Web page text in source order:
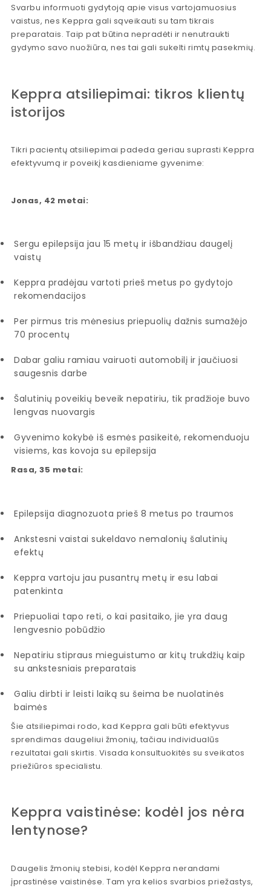
Svarbu informuoti gydytoją apie visus vartojamuosius
vaistus, nes Keppra gali sąveikauti su tam tikrais
preparatais. Taip pat būtina nepradėti ir nenutraukti
gydymo savo nuožiūra, nes tai gali sukelti rimtų pasekmių.
Keppra atsiliepimai: tikros klientų
istorijos
Tikri pacientų atsiliepimai padeda geriau suprasti Keppra
efektyvumą ir poveikį kasdieniame gyvenime:
Jonas, 42 metai:
Sergu epilepsija jau 15 metų ir išbandžiau daugelį
vaistų
Keppra pradėjau vartoti prieš metus po gydytojo
rekomendacijos
Per pirmus tris mėnesius priepuolių dažnis sumažėjo
70 procentų
Dabar galiu ramiau vairuoti automobilį ir jaučiuosi
saugesnis darbe
Šalutinių poveikių beveik nepatiriu, tik pradžioje buvo
lengvas nuovargis
Gyvenimo kokybė iš esmės pasikeitė, rekomenduoju
visiems, kas kovoja su epilepsija
Rasa, 35 metai:
Epilepsija diagnozuota prieš 8 metus po traumos
Ankstesni vaistai sukeldavo nemalonių šalutinių
efektų
Keppra vartoju jau pusantrų metų ir esu labai
patenkinta
Priepuoliai tapo reti, o kai pasitaiko, jie yra daug
lengvesnio pobūdžio
Nepatiriu stipraus mieguistumo ar kitų trukdžių kaip
su ankstesniais preparatais
Galiu dirbti ir leisti laiką su šeima be nuolatinės
baimės
Šie atsiliepimai rodo, kad Keppra gali būti efektyvus
sprendimas daugeliui žmonių, tačiau individualūs
rezultatai gali skirtis. Visada konsultuokitės su sveikatos
priežiūros specialistu.
Keppra vaistinėse: kodėl jos nėra
lentynose?
Daugelis žmonių stebisi, kodėl Keppra nerandami
įprastinėse vaistinėse. Tam yra kelios svarbios priežastys,